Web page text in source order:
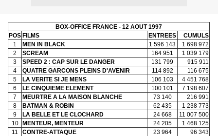
BOX-OFFICE FRANCE - 12 AOUT 1997
POS FILMS ENTREES
CUMULS
1
MEN IN BLACK 1 596 143
1 698 972
2
SCREAM 164 951
1 039 179
3
SPEED 2 : CAP SUR LE DANGER 131 799
915 911
4
QUATRE GARCONS PLEINS D'AVENIR 114 892
116 675
5
LA VERITE SI JE MENS 106 103
4 451 768
6
LE CINQUIEME ELEMENT 100 101
7 198 607
7
MEURTRE A LA MAISON BLANCHE 73 140
216 991
8
BATMAN & ROBIN 62 435
1 238 773
9
LA BELLE ET LE CLOCHARD 24 668
11 007 500
10
MENTEUR, MENTEUR 24 205
1 468 125
11
CONTRE-ATTAQUE 23 964
96 343